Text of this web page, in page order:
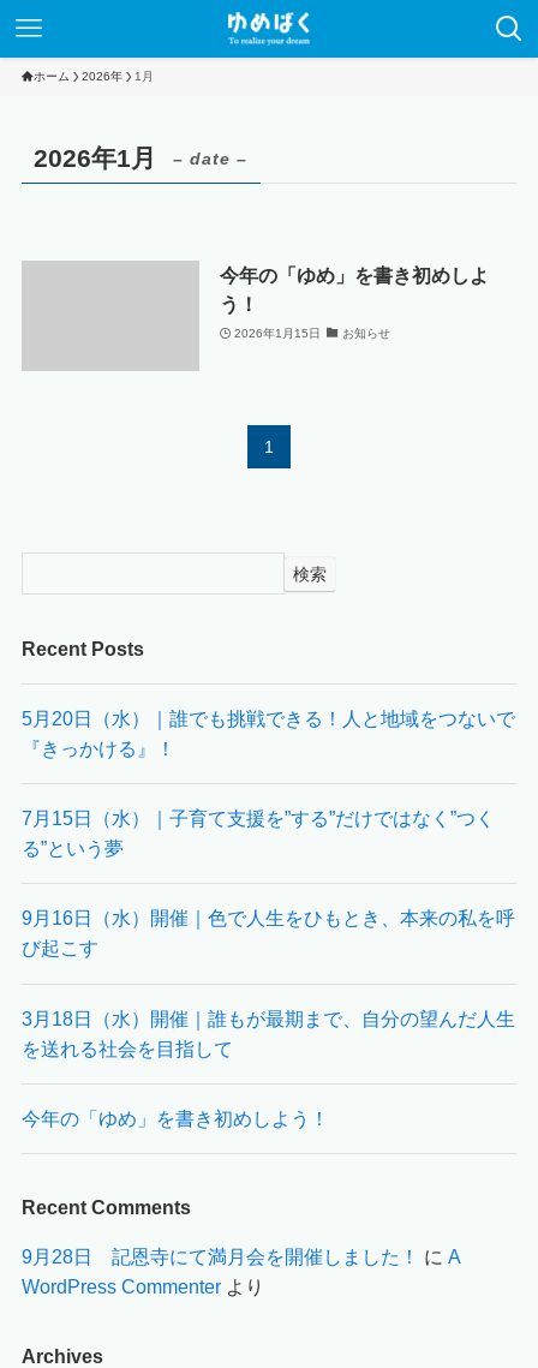
ホーム 2026年 1月
2026年1月 – date –
今年の「ゆめ」を書き初めしよ
う！
2026年1月15日 お知らせ
1
検索
Recent Posts
5月20日（水）｜誰でも挑戦できる！人と地域をつないで
『きっかける』！
7月15日（水）｜子育て支援を”する”だけではなく”つく
る”という夢
9月16日（水）開催｜色で人生をひもとき、本来の私を呼
び起こす
3月18日（水）開催｜誰もが最期まで、自分の望んだ人生
を送れる社会を目指して
今年の「ゆめ」を書き初めしよう！
Recent Comments
9月28日 記恩寺にて満月会を開催しました！ に A
WordPress Commenterより
Archives